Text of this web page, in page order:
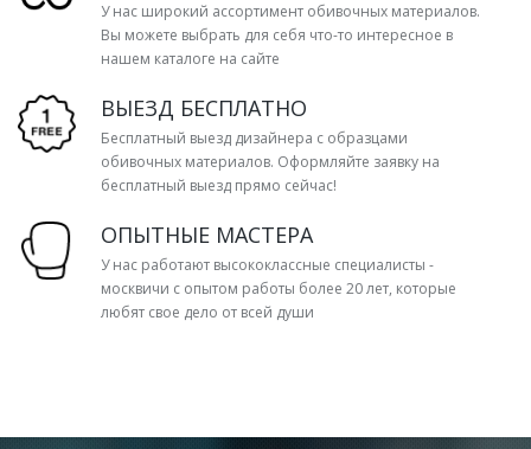
У нас широкий ассортимент обивочных материалов.
Вы можете выбрать для себя что-то интересное в
нашем каталоге на сайте
ВЫЕЗД БЕСПЛАТНО
Бесплатный выезд дизайнера с образцами
обивочных материалов. Оформляйте заявку на
бесплатный выезд прямо сейчас!
ОПЫТНЫЕ МАСТЕРА
У нас работают высококлассные специалисты -
москвичи с опытом работы более 20 лет, которые
любят свое дело от всей души